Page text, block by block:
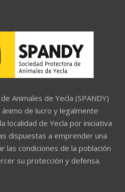
Animales de Yecla (SPANDY)
ánimo de lucro y legalmente
localidad de Yecla por iniciativa
dispuestas a emprender una
las condiciones de la población
su protección y defensa.